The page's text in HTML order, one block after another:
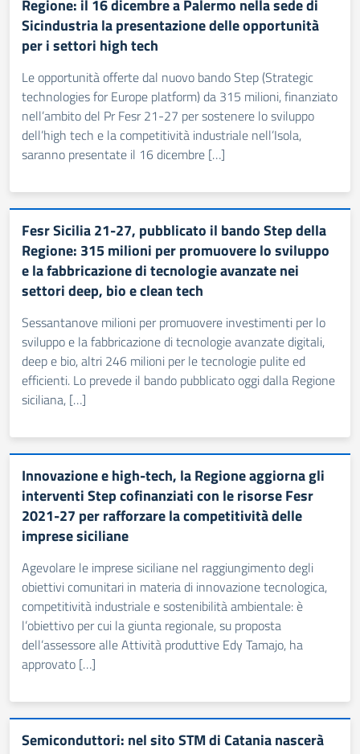
Regione: il 16 dicembre a Palermo nella sede di
Sicindustria la presentazione delle opportunità
per i settori high tech
Le opportunità offerte dal nuovo bando Step (Strategic
technologies for Europe platform) da 315 milioni, finanziato
nell’ambito del Pr Fesr 21-27 per sostenere lo sviluppo
dell’high tech e la competitività industriale nell’Isola,
saranno presentate il 16 dicembre […]
Fesr Sicilia 21-27, pubblicato il bando Step della
Regione: 315 milioni per promuovere lo sviluppo
e la fabbricazione di tecnologie avanzate nei
settori deep, bio e clean tech
Sessantanove milioni per promuovere investimenti per lo
sviluppo e la fabbricazione di tecnologie avanzate digitali,
deep e bio, altri 246 milioni per le tecnologie pulite ed
efficienti. Lo prevede il bando pubblicato oggi dalla Regione
siciliana, […]
Innovazione e high-tech, la Regione aggiorna gli
interventi Step cofinanziati con le risorse Fesr
2021-27 per rafforzare la competitività delle
imprese siciliane
Agevolare le imprese siciliane nel raggiungimento degli
obiettivi comunitari in materia di innovazione tecnologica,
competitività industriale e sostenibilità ambientale: è
l’obiettivo per cui la giunta regionale, su proposta
dell’assessore alle Attività produttive Edy Tamajo, ha
approvato […]
Semiconduttori: nel sito STM di Catania nascerà